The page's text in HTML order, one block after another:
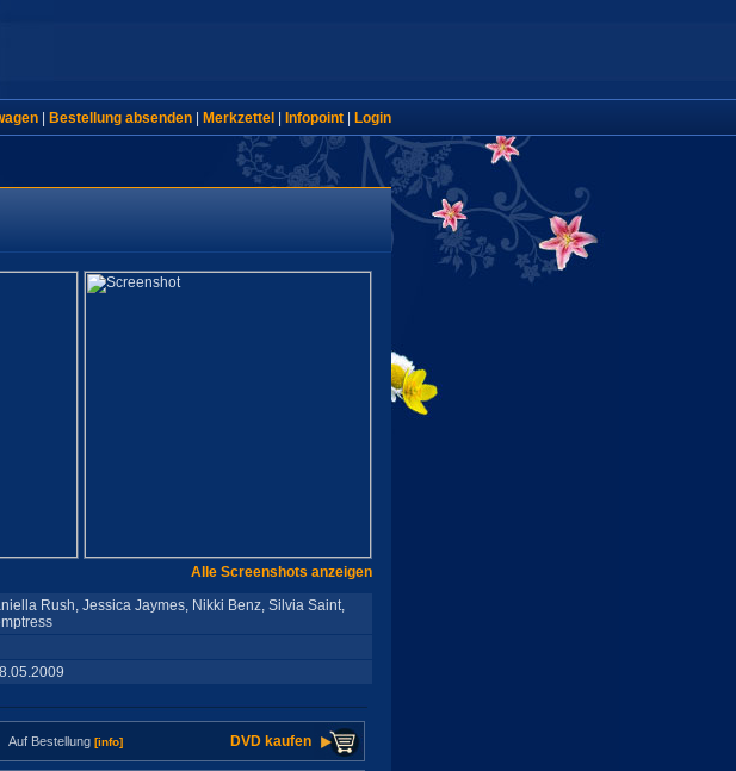
| Bestellung absenden| Merkzettel Infopoint| Login
Alle Screenshots anzeigen
Rush, Jessica Jaymes, Nikki Benz, Silvia Saint,
Auf Bestellung [info] DVD kaufen